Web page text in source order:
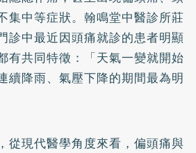
集中等症狀。翰鳴堂中醫診所莊
診中最近因頭痛就診的患者明顯
有共同特徵：「天氣一變就開始
續降雨、氣壓下降的期間最為明
從現代醫學角度來看，偏頭痛與